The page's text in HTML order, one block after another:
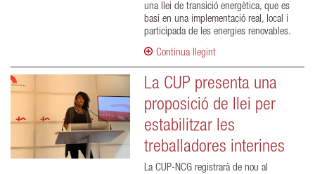
una llei de transició energètica, que es
basi en una implementació real, local i
participada de les energies renovables.
Continua llegint
La CUP presenta una
proposició de llei per
estabilitzar les
treballadores interines
La CUP-NCG registrarà de nou al